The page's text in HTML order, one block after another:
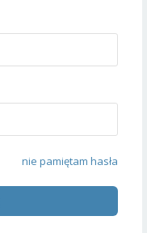
nie pamiętam hasła